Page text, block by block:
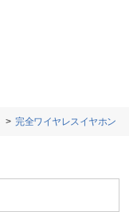
完全ワイヤレスイヤホン